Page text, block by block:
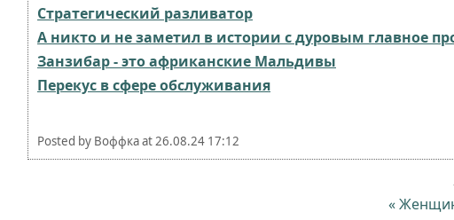
Стратегический разливатор⁠⁠
А никто и не заметил в истории с дуровым главное
Занзибар - это африканские Мальдивы
Перекус в сфере обслуживания⁠⁠
Posted by Воффкаat26.08.24 17:12
«